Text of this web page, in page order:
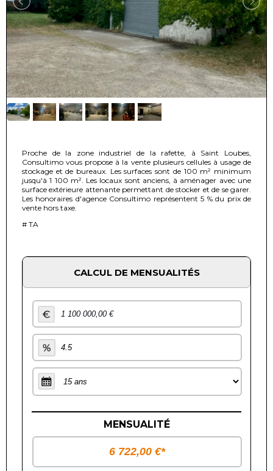
Proche de la zone industriel de la rafette, à Saint Loubes,
Consultimo vous propose à la vente plusieurs cellules à usage de
stockage et de bureaux. Les surfaces sont de 100 m² minimum
jusqu'à 1 100 m². Les locaux sont anciens, à aménager avec une
surface extérieure attenante permettant de stocker et de se garer.
Les honoraires d'agence Consultimo représentent 5 % du prix de
vente hors taxe.
# TA
CALCUL DE MENSUALITÉS
MENSUALITÉ